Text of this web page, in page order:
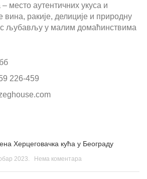
место аутентичних укуса и
вина, ракије, делиције и природну
с љубављу у малим домаћинствима
226-459
Херцеговачка кућа у Београду
2023. Нема коментара